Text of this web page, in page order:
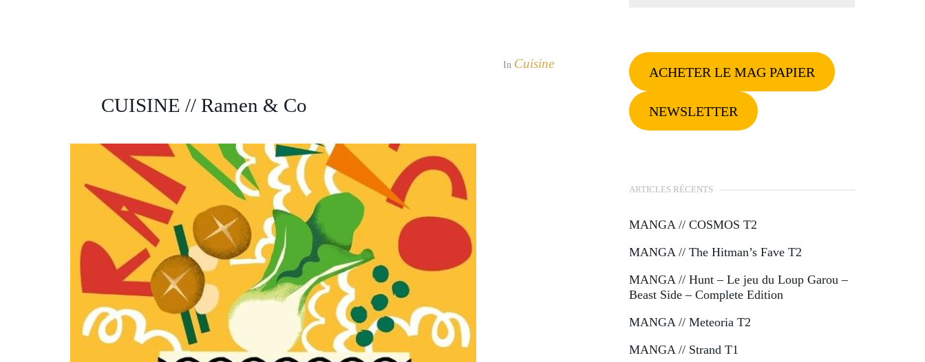
In Cuisine
CUISINE // Ramen & Co
ACHETER LE MAG PAPIER
NEWSLETTER
ARTICLES RÉCENTS
MANGA // COSMOS T2
MANGA // The Hitman’s Fave T2
MANGA // Hunt – Le jeu du Loup Garou –
Beast Side – Complete Edition
MANGA // Meteoria T2
MANGA // Strand T1